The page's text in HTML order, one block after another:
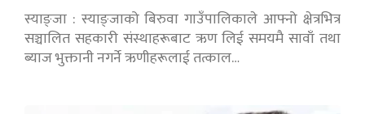
स्याङ्जा : स्याङ्जाको बिरुवा गाउँपालिकाले आफ्नो क्षेत्रभित्र
सञ्चालित सहकारी संस्थाहरूबाट ऋण लिई समयमै सावाँ तथा
ब्याज भुक्तानी नगर्ने ऋणीहरूलाई तत्काल…